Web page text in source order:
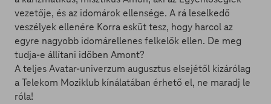
vezetője, és az idomárok ellensége. A rá leselkedő
veszélyek ellenére Korra esküt tesz, hogy harcol az
egyre nagyobb idomárellenes felkelők ellen. De meg
tudja-e állítani időben Amont?
A teljes Avatar-univerzum augusztus elsejétől kizárólag
a Telekom Moziklub kínálatában érhető el, ne maradj le
róla!